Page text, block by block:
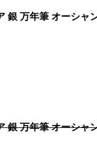
銀 万年筆 オーシャ
銀 万年筆 オーシャ